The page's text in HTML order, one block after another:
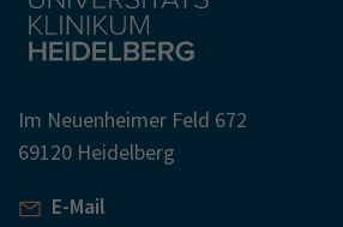
Im Neuenheimer Feld 672
69120 Heidelberg
E-Mail